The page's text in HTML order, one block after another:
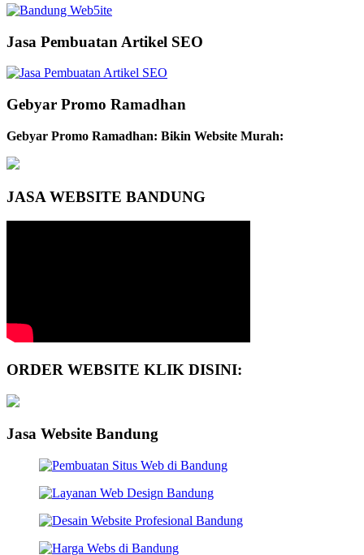
Jasa Pembuatan Artikel SEO
Gebyar Promo Ramadhan
Gebyar Promo Ramadhan: Bikin Website Murah:
JASA WEBSITE BANDUNG
ORDER WEBSITE KLIK DISINI:
Jasa Website Bandung